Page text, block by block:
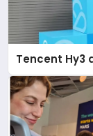
Tencent Hy3